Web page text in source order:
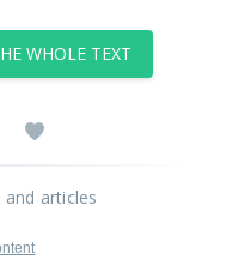
WHOLE TEXT
articles